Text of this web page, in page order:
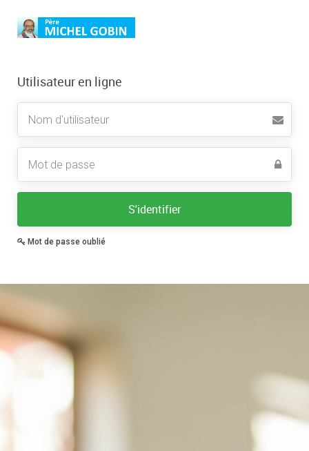
Utilisateur en ligne
Nom
d'utilisateur
S'identifier
Mot de passe oublié